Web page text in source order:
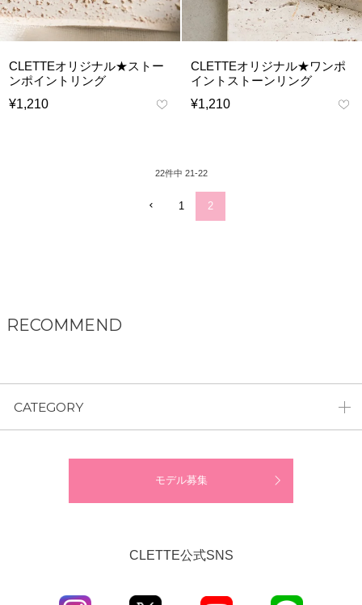
CLETTEオリジナル★ストー
ンポイントリング
¥1,210
CLETTEオリジナル★ワンポ
イントストーンリング
¥1,210
22件中 21 -22
1 2
RECOMMEND
CATEGORY
モデル募集
CLETTE公式SNS